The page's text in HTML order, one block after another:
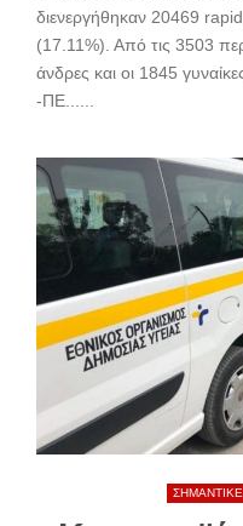
διενεργήθηκαν 20469
(17.11%). Από τις 3503
άνδρες και οι 1845
-ΠΕ......